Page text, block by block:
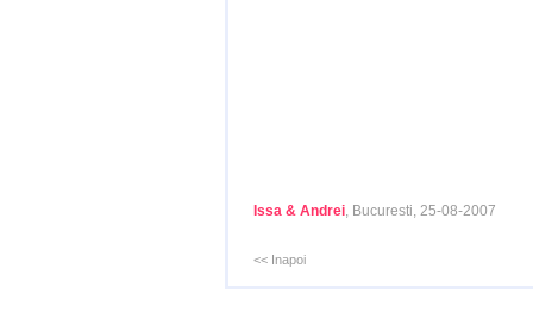
Issa & Andrei, Bucuresti, 25-08-2007
<< Inapoi